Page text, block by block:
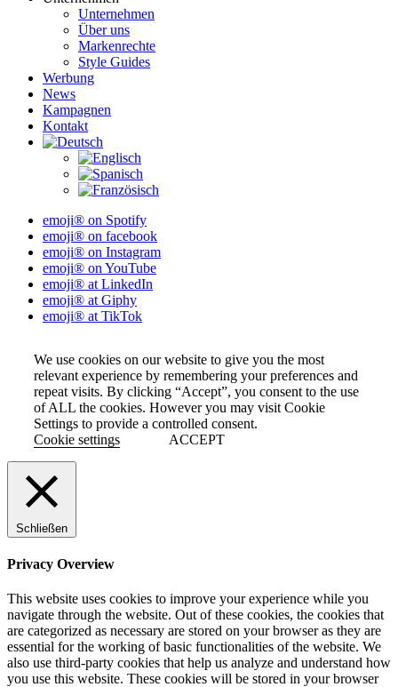
Unternehmen
Über uns
Markenrechte
Style Guides
Werbung
News
Kampagnen
Kontakt
emoji® on Spotify
emoji® on facebook
emoji® on Instagram
emoji® on YouTube
emoji® at LinkedIn
emoji® at Giphy
emoji® at TikTok
We use cookies on our website to give you the most
relevant experience by remembering your preferences and
repeat visits. By clicking “Accept”, you consent to the use
of ALL the cookies. However you may visit Cookie
Settings to provide a controlled consent.
Cookie settings
ACCEPT
Schließen
Privacy Overview
This website uses cookies to improve your experience while you
navigate through the website. Out of these cookies, the cookies that
are categorized as necessary are stored on your browser as they are
essential for the working of basic functionalities of the website. We
also use third-party cookies that help us analyze and understand how
you use this website. These cookies will be stored in your browser